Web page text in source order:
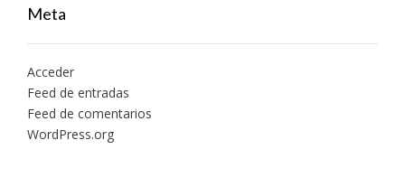
Meta
Acceder
Feed de entradas
Feed de comentarios
WordPress.org